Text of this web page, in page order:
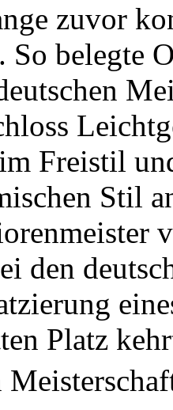
zuvor
So belegte
Freistil
Stil
den
Platz